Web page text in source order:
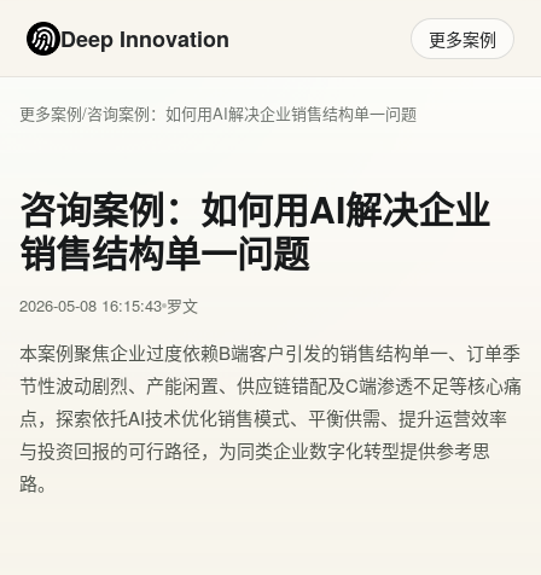
Deep Innovation 更多案例
更多案例/咨询案例：如何用AI解决企业销售结构单一问题
咨询案例：如何用AI解决企业
销售结构单一问题
2026-05-08 16:15:43 罗文
本案例聚焦企业过度依赖B端客户引发的销售结构单一、订单季
节性波动剧烈、产能闲置、供应链错配及C端渗透不足等核心痛
点，探索依托AI技术优化销售模式、平衡供需、提升运营效率
与投资回报的可行路径，为同类企业数字化转型提供参考思
路。